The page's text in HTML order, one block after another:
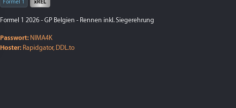
Formel 1 xREL
Formel 1 2026 - GP Belgien - Rennen inkl. Siegerehrung
Passwort: NIMA4K
Hoster: Rapidgator, DDL.to